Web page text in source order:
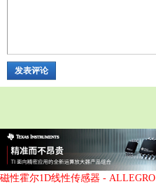
发表评论
磁性霍尔1D线性传感器 - ALLEGRO